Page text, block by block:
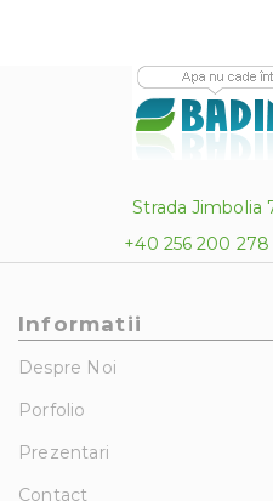
Strada Jimbolia
+40 256 200 278
Informatii
Despre Noi
Porfolio
Prezentari
Contact